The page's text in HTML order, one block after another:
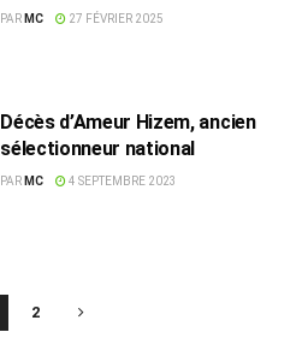
CA
PAR MC 27 FÉVRIER 2025
Décès d’Ameur Hizem, ancien
sélectionneur national
PAR MC 4 SEPTEMBRE 2023
2